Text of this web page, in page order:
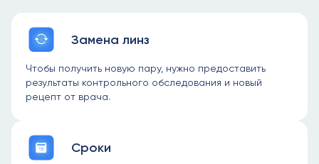
Детские глаза находятся в постоянном
может прогрессировать особенно быстро.
Линзы Stellest разработаны с учетом
Замедляют прогрессирование близорукости.
Обеспечивают комфорт при ношении.
Замена линз
Чтобы получить новую пару, нужно предоставить
результаты контрольного обследования и новый
рецепт от врача.
Сроки